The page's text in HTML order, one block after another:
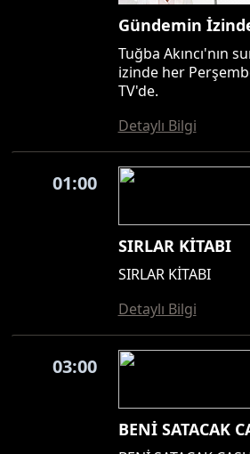
Gündemin
Tuğba Akıncı'nın
izinde her
TV'de.
Detaylı Bilgi
01:00
SIRLAR KİTABI
SIRLAR KİTABI
Detaylı Bilgi
03:00
BENİ SATACAK